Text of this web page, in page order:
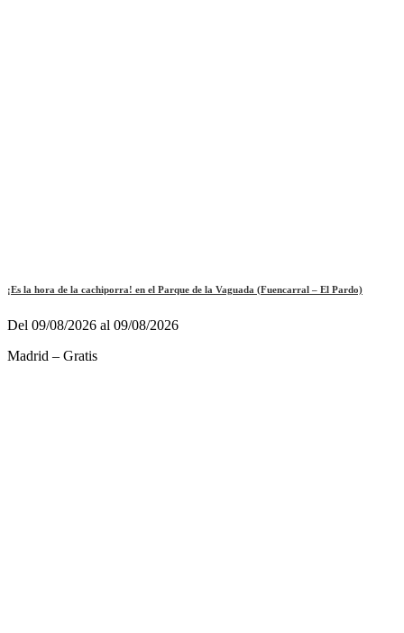
¡Es la hora de la cachiporra! en el Parque de la Vaguada (Fuencarral – El Pardo)
Del 09/08/2026 al 09/08/2026
Madrid – Gratis